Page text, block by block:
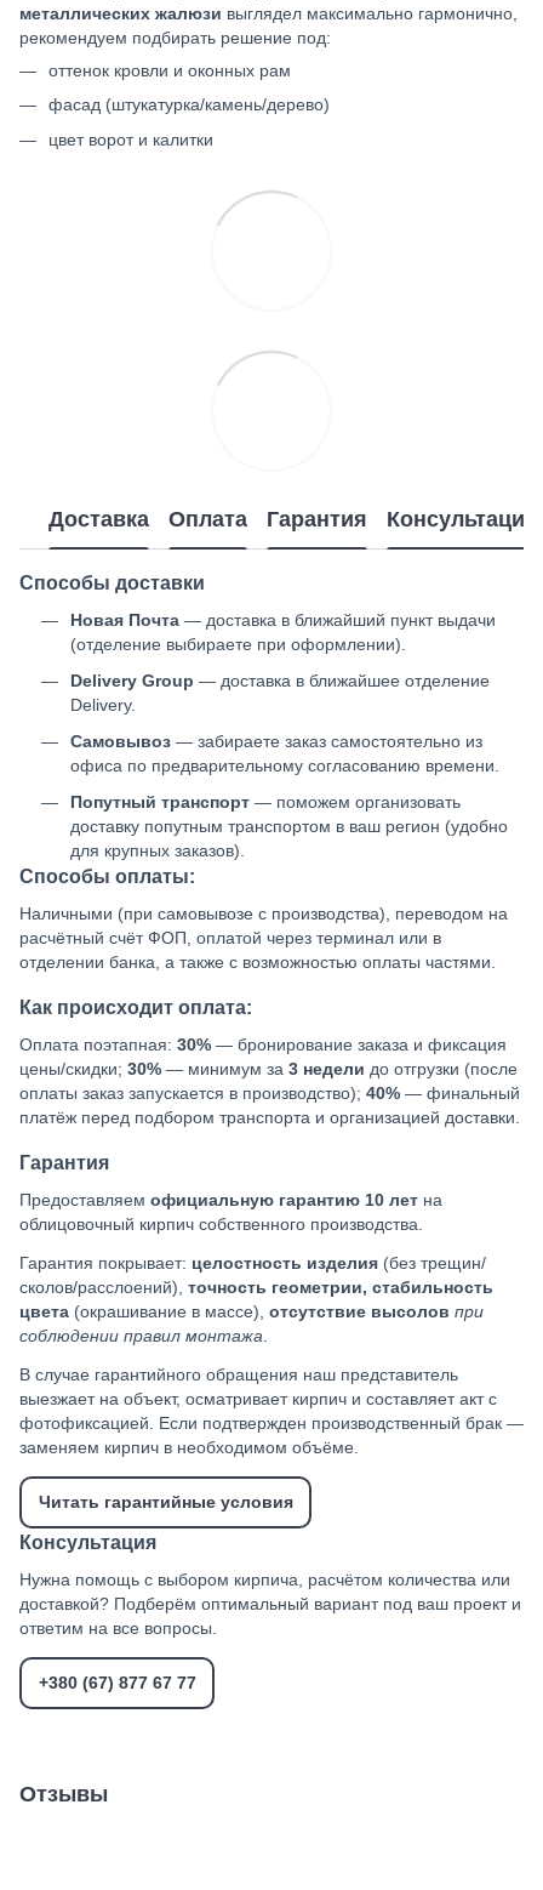
металлических жалюзи выглядел максимально гармонично,
рекомендуем подбирать решение под:
оттенок кровли и оконных рам
фасад (штукатурка/камень/дерево)
цвет ворот и калитки
Доставка Оплата Гарантия Консультация
Способы доставки
Новая Почта — доставка в ближайший пункт выдачи
(отделение выбираете при оформлении).
Delivery Group — доставка в ближайшее отделение
Delivery.
Самовывоз — забираете заказ самостоятельно из
офиса по предварительному согласованию времени.
Попутный транспорт — поможем организовать
доставку попутным транспортом в ваш регион (удобно
для крупных заказов).
Способы оплаты:
Наличными (при самовывозе с производства), переводом на
расчётный счёт ФОП, оплатой через терминал или в
отделении банка, а также с возможностью оплаты частями.
Как происходит оплата:
Оплата поэтапная: 30% — бронирование заказа и фиксация
цены/скидки; 30% — минимум за 3 недели до отгрузки (после
оплаты заказ запускается в производство); 40% — финальный
платёж перед подбором транспорта и организацией доставки.
Гарантия
Предоставляем официальную гарантию 10 лет на
облицовочный кирпич собственного производства.
Гарантия покрывает: целостность изделия (без трещин/
сколов/расслоений), точность геометрии, стабильность
цвета (окрашивание в массе), отсутствие высолов при
соблюдении правил монтажа
В случае гарантийного обращения наш представитель
выезжает на объект, осматривает кирпич и составляет акт с
фотофиксацией. Если подтвержден производственный брак —
заменяем кирпич в необходимом объёме.
Читать гарантийные условия
Консультация
Нужна помощь с выбором кирпича, расчётом количества или
доставкой? Подберём оптимальный вариант под ваш проект и
ответим на все вопросы.
+380 (67) 877 67 77
Отзывы